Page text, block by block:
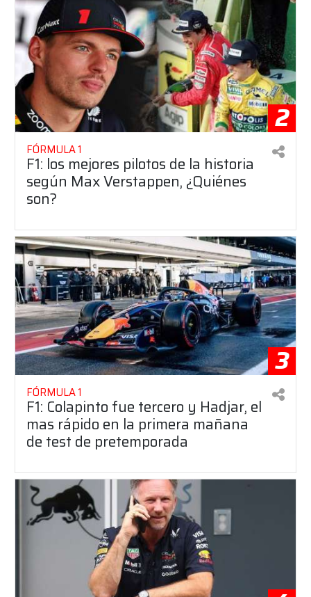
2
FÓRMULA 1
F1: los mejores pilotos de la historia
según Max Verstappen, ¿Quiénes
son?
3
FÓRMULA 1
F1: Colapinto fue tercero y Hadjar, el
mas rápido en la primera mañana
de test de pretemporada